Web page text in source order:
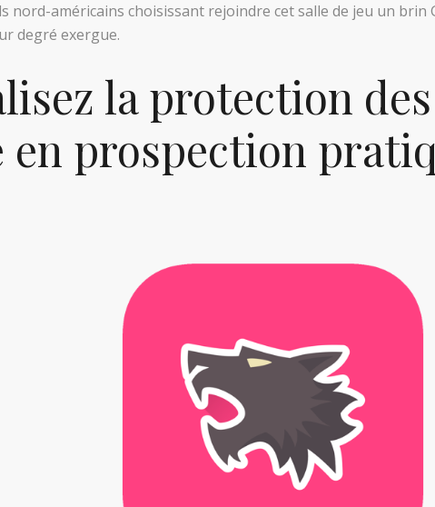
nord-américains choisissant rejoindre cet salle de jeu un brin
degré exergue.
la protection
en prospection